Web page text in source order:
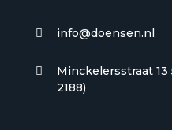
 info@doensen.nl

Minckelersstraat 13
2188)